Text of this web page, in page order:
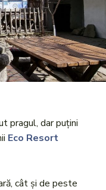
pragul, dar puțini
Eco Resort
cât și de peste